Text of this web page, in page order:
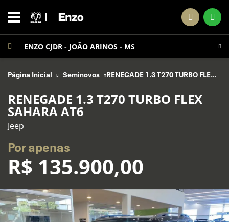
ENZO CJDR - JOÃO ARINOS - MS
Página Inicial Seminovos RENEGADE 1.3 T270 TURBO FLEX SAHARA AT6
RENEGADE 1.3 T270 TURBO FLEX
SAHARA AT6
Jeep
Por apenas
R$ 135.900,00